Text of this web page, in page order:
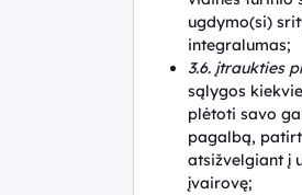
ugdymo(si)
integralumas;
3.6. įtraukties
sąlygos
plėtoti savo
pagalbą,
atsižvelgiant į
įvairovę;